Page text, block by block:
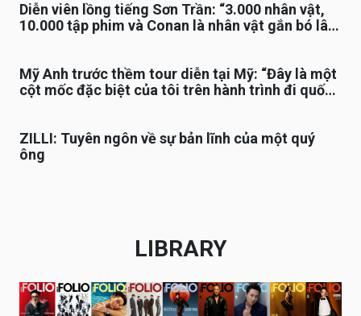
Diễn viên lồng tiếng Sơn Trần: “3.000 nhân vật,
10.000 tập phim và Conan là nhân vật gắn bó lâu
Mỹ Anh trước thềm tour diễn tại Mỹ: “Đây là một
cột mốc đặc biệt của tôi trên hành trình đi quốc
ZILLI: Tuyên ngôn về sự bản lĩnh của một quý
ông
LIBRARY